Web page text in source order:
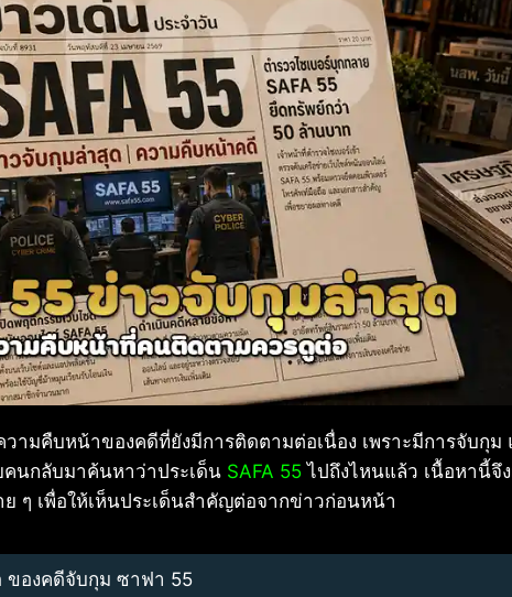
วามคืบหน้าของคดีที่ยังมีการติดตามต่อเนื่อง เพราะมีการจับกุม
คนกลับมาค้นหาว่าประเด็น SAFA 55 ไปถึงไหนแล้ว เนื้อหานี้จึ
ๆ เพื่อให้เห็นประเด็นสำคัญต่อจากข่าวก่อนหน้า
ของคดีจับกุม ซาฟา 55